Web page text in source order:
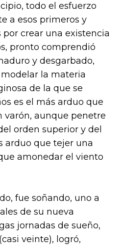
todo el esfuerzo
a esos primeros y
por crear una existencia
pronto comprendió
y desgarbado,
la materia
de la que se
es el más arduo que
varón, aunque penetre
orden superior y del
arduo que tejer una
amonedar el viento
fue soñando, uno a
de su nueva
jornadas de sueño,
veinte), logró,